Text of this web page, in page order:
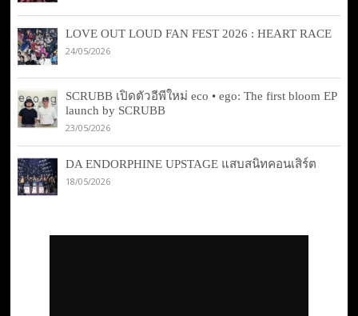
LOVE OUT LOUD FAN FEST 2026 : HEART RACE
24/05/2026
SCRUBB เปิดตัวอีพีใหม่ eco • ego: The first bloom EP
launch by SCRUBB
23/05/2026
DA ENDORPHINE UPSTAGE แสบสนิทคอนเสิร์ต
18/05/2026